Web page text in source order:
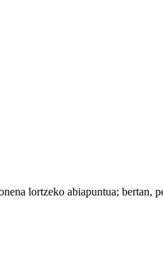
lortzeko abiapuntua; bertan,